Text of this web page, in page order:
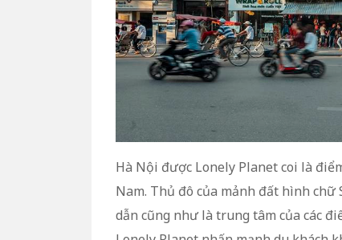
Hà Nội được Lonely Planet coi là
Nam. Thủ đô của mảnh đất hình chữ
dẫn cũng như là trung tâm của các